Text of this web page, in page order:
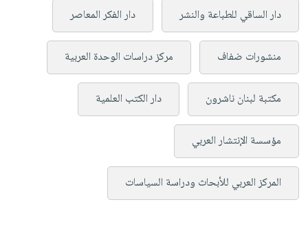
دار الساقي للطباعة والنشر دار الفكر المعاصر
منشورات ضفاف مركز دراسات الوحدة العربية
مكتبة لبنان ناشرون دار الكتب العلمية
مؤسسة الإنتشار العربي
المركز العربي للأبحاث ودراسة السياسات